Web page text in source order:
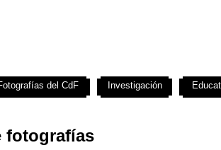
fotografías
del CdF Investigación